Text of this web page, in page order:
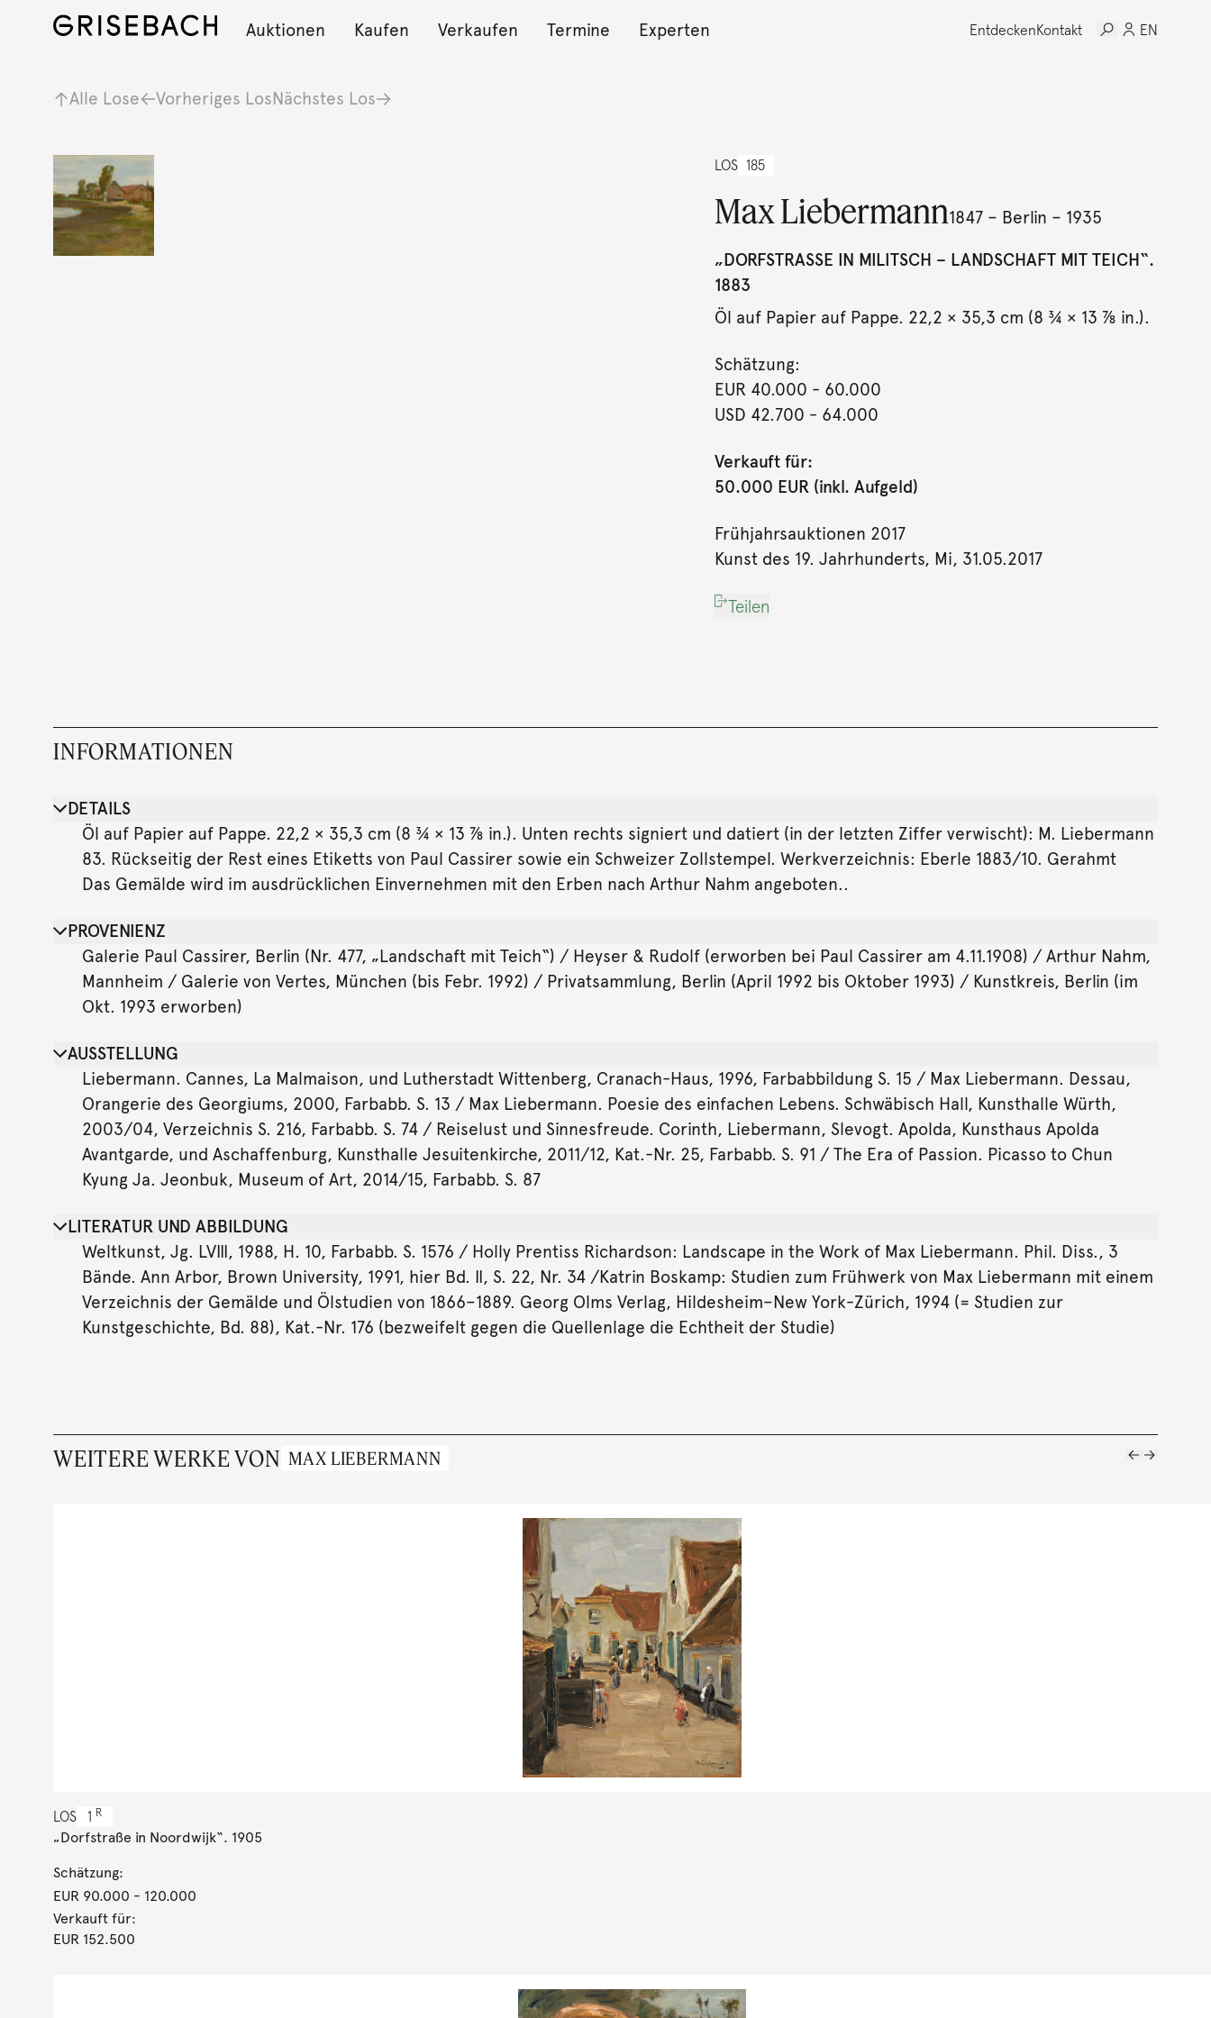
Auktionen Kaufen Verkaufen Termine Experten EntdeckenKontakt EN
Alle Lose Vorheriges LosNächstes Los
LOS 185
Max Liebermann1847 – Berlin – 1935
„DORFSTRASSE IN MILITSCH – LANDSCHAFT MIT TEICH“. 1
883
Öl auf Papier auf Pappe. 22,2 × 35,3 cm (8 ¾ × 13 ⅞ in.).
Schätzung:
EUR 40.000 - 60.000
USD 42.700 - 64.000
Verkauft für:
50.000 EUR (inkl. Aufgeld)
Frühjahrsauktionen 2017
Kunst des 19. Jahrhunderts, Mi, 31.05.2017
Teilen
INFORMATIONEN
DETAILS
Öl auf Papier auf Pappe. 22,2 × 35,3 cm (8 ¾ × 13 ⅞ in.). Unten rechts signiert und datiert (in der letzten Ziffer verwischt): M. Liebermann
83. Rückseitig der Rest eines Etiketts von Paul Cassirer sowie ein Schweizer Zollstempel. Werkverzeichnis: Eberle 1883/10. Gerahmt
Das Gemälde wird im ausdrücklichen Einvernehmen mit den Erben nach Arthur Nahm angeboten..
PROVENIENZ
Galerie Paul Cassirer, Berlin (Nr. 477, „Landschaft mit Teich“) / Heyser & Rudolf (erworben bei Paul Cassirer am 4.11.1908) / Arthur Nahm,
Mannheim / Galerie von Vertes, München (bis Febr. 1992) / Privatsammlung, Berlin (April 1992 bis Oktober 1993) / Kunstkreis, Berlin (im
Okt. 1993 erworben)
AUSSTELLUNG
Liebermann. Cannes, La Malmaison, und Lutherstadt Wittenberg, Cranach-Haus, 1996, Farbabbildung S. 15 / Max Liebermann. Dessau,
Orangerie des Georgiums, 2000, Farbabb. S. 13 / Max Liebermann. Poesie des einfachen Lebens. Schwäbisch Hall, Kunsthalle Würth,
2003/04, Verzeichnis S. 216, Farbabb. S. 74 / Reiselust und Sinnesfreude. Corinth, Liebermann, Slevogt. Apolda, Kunsthaus Apolda
Avantgarde, und Aschaffenburg, Kunsthalle Jesuitenkirche, 2011/12, Kat.-Nr. 25, Farbabb. S. 91 / The Era of Passion. Picasso to Chun
Kyung Ja. Jeonbuk, Museum of Art, 2014/15, Farbabb. S. 87
LITERATUR UND ABBILDUNG
Weltkunst, Jg. LVIII, 1988, H. 10, Farbabb. S. 1576 / Holly Prentiss Richardson: Landscape in the Work of Max Liebermann. Phil. Diss., 3
Bände. Ann Arbor, Brown University, 1991, hier Bd. II, S. 22, Nr. 34 /Katrin Boskamp: Studien zum Frühwerk von Max Liebermann mit einem
Verzeichnis der Gemälde und Ölstudien von 1866–1889. Georg Olms Verlag, Hildesheim–New York-Zürich, 1994 (= Studien zur
Kunstgeschichte, Bd. 88), Kat.-Nr. 176 (bezweifelt gegen die Quellenlage die Echtheit der Studie)
WEITERE WERKE VON MAX LIEBERMANN
LOS 1 R
„Dorfstraße in Noordwijk“. 1905
Schätzung:
EUR 90.000 - 120.000
Verkauft für:
EUR 152.500